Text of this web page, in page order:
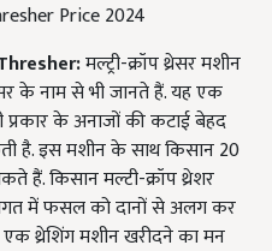
Price 2024
मल्ट्री-क्रॉप थ्रेसर मशीन
के नाम से भी जानते हैं. यह एक
के अनाजों की कटाई बेहद
इस मशीन के साथ किसान 20
किसान मल्टी-क्रॉप थ्रेशर
में फसल को दानों से अलग कर
थ्रेशिंग मशीन खरीदने का मन